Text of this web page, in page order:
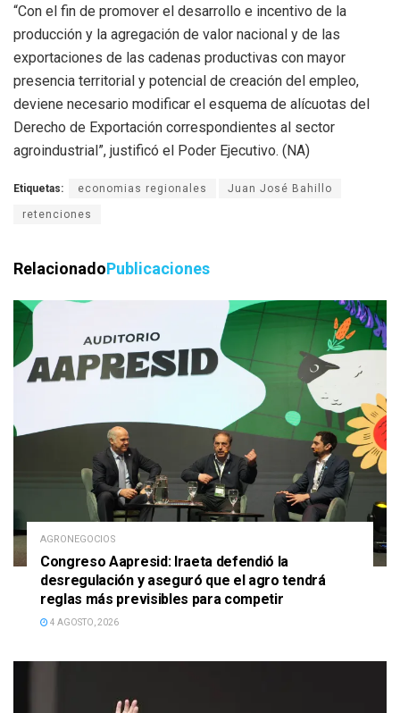
“Con el fin de promover el desarrollo e incentivo de la
producción y la agregación de valor nacional y de las
exportaciones de las cadenas productivas con mayor
presencia territorial y potencial de creación del empleo,
deviene necesario modificar el esquema de alícuotas del
Derecho de Exportación correspondientes al sector
agroindustrial”, justificó el Poder Ejecutivo. (NA)
Etiquetas: economias regionales Juan José Bahillo
retenciones
RelacionadoPublicaciones
AGRONEGOCIOS
Congreso Aapresid: Iraeta defendió la
desregulación y aseguró que el agro tendrá
reglas más previsibles para competir
4 AGOSTO, 2026